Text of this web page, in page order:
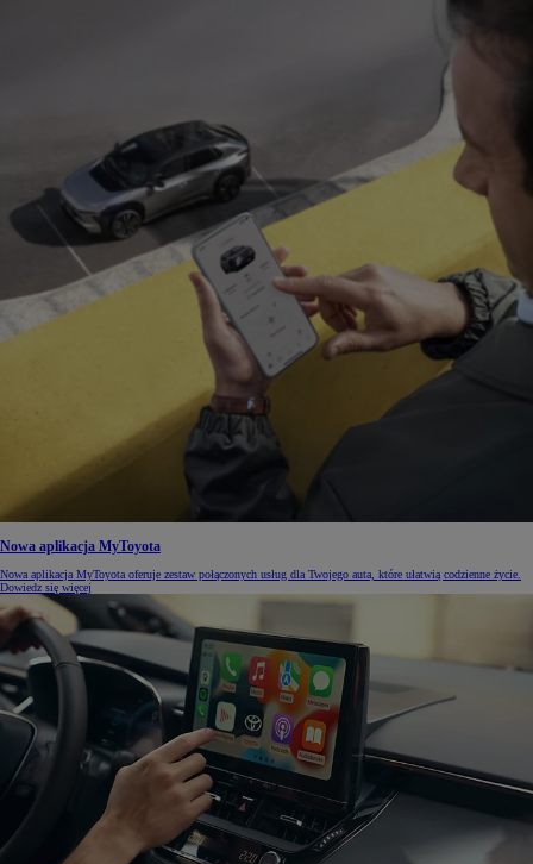
Nowa aplikacja MyToyota
Nowa aplikacja MyToyota oferuje zestaw połączonych usług dla Twojego auta, które ułatwią codzienne życie.
Dowiedz się więcej